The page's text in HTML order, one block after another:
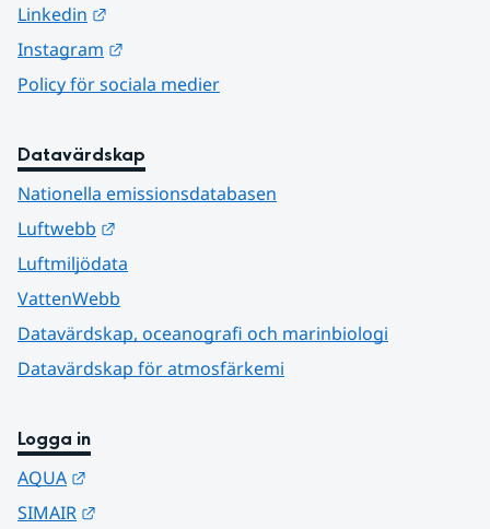
Linkedin
Instagram
Policy för sociala medier
Datavärdskap
Nationella emissionsdatabasen
Luftwebb
Luftmiljödata
VattenWebb
Datavärdskap, oceanografi och marinbiologi
Datavärdskap för atmosfärkemi
Logga in
AQUA
SIMAIR